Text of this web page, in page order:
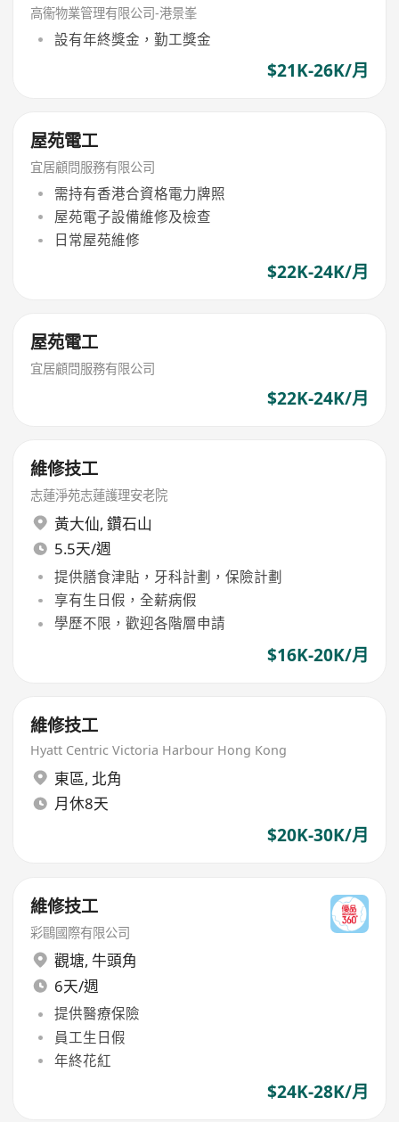
高衞物業管理有限公司-港景峯
設有年終獎金，勤工獎金
$21K-26K/月
屋苑電工
宜居顧問服務有限公司
需持有香港合資格電力牌照
屋苑電子設備維修及檢查
日常屋苑維修
$22K-24K/月
屋苑電工
宜居顧問服務有限公司
$22K-24K/月
維修技工
志蓮淨苑志蓮護理安老院
黃大仙, 鑽石山
5.5天/週
提供膳食津貼，牙科計劃，保險計劃
享有生日假，全薪病假
學歷不限，歡迎各階層申請
$16K-20K/月
維修技工
Hyatt Centric Victoria Harbour Hong Kong
東區, 北角
月休8天
$20K-30K/月
維修技工
彩鷗國際有限公司
觀塘, 牛頭角
6天/週
提供醫療保險
員工生日假
年終花紅
$24K-28K/月